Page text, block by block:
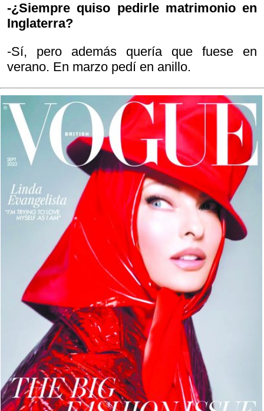
-¿Siempre quiso pedirle matrimonio en
Inglaterra?
-Sí, pero además quería que fuese en
verano. En marzo pedí en anillo.